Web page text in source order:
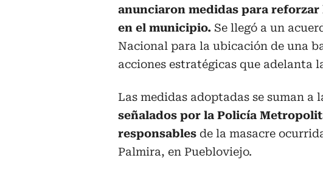
anunciaron medidas para
en el municipio. Se llegó a un
Nacional para la ubicación de una
acciones estratégicas que adelanta
Las medidas adoptadas se suman
señalados por la Policía
responsables de la masacre
Palmira, en Puebloviejo.